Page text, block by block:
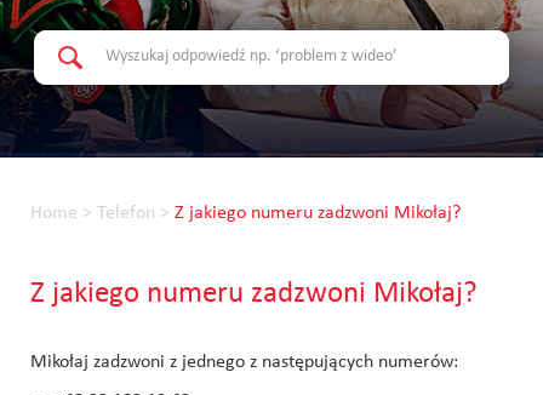
Home > Telefon > Z jakiego numeru zadzwoni Mikołaj?
Z jakiego numeru zadzwoni Mikołaj?
Mikołaj zadzwoni z jednego z następujących numerów: